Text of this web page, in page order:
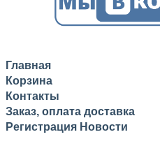
Главная
Корзина
Контакты
Заказ, оплата доставка
Регистрация Новости